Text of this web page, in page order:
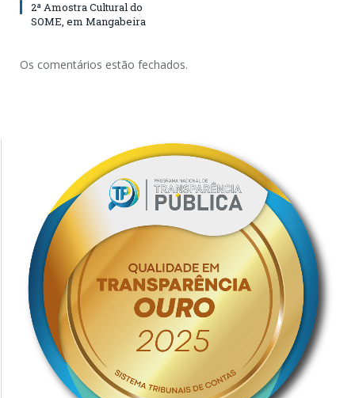
2ª Amostra Cultural do
SOME, em Mangabeira
Os comentários estão fechados.